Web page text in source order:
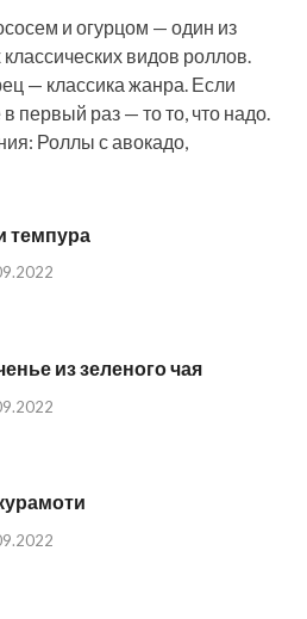
и огурцом — один из
видов роллов.
— классика жанра. Если
первый раз — то то, что надо.
Роллы с авокадо,
темпура
из зеленого чая